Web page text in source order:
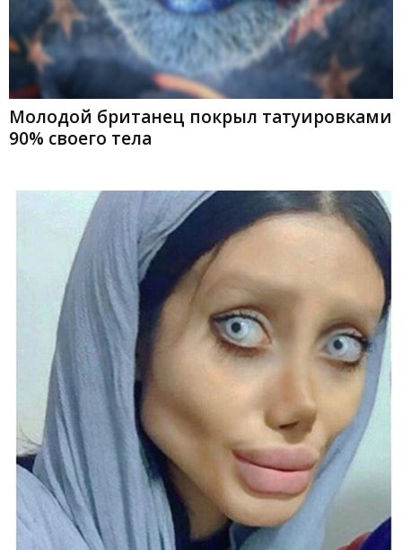
Молодой британец покрыл татуировками
90% своего тела